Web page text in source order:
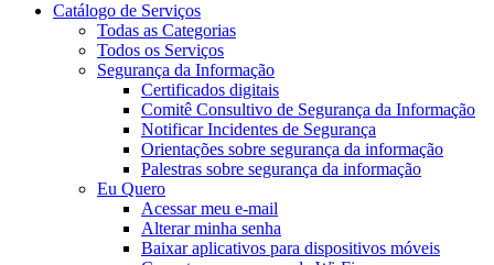
Catálogo de Serviços
Todas as Categorias
Todos os Serviços
Segurança da Informação
Certificados digitais
Comitê Consultivo de Segurança da Informação
Notificar Incidentes de Segurança
Orientações sobre segurança da informação
Palestras sobre segurança da informação
Eu Quero
Acessar meu e-mail
Alterar minha senha
Baixar aplicativos para dispositivos móveis